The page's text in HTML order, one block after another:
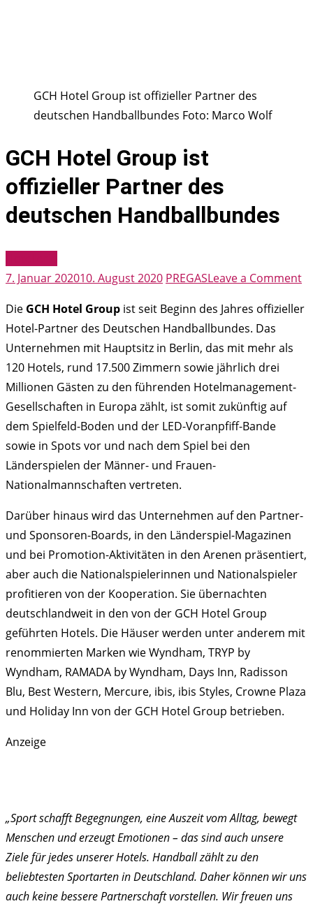
GCH Hotel Group ist offizieller Partner des
deutschen Handballbundes Foto: Marco Wolf
GCH Hotel Group ist
offizieller Partner des
deutschen Handballbundes
7. Januar 202010. August 2020 PREGASLeave a Comment
Die GCH Hotel Group ist seit Beginn des Jahres offizieller
Hotel-Partner des Deutschen Handballbundes. Das
Unternehmen mit Hauptsitz in Berlin, das mit mehr als
120 Hotels, rund 17.500 Zimmern sowie jährlich drei
Millionen Gästen zu den führenden Hotelmanagement-
Gesellschaften in Europa zählt, ist somit zukünftig auf
dem Spielfeld-Boden und der LED-Voranpfiff-Bande
sowie in Spots vor und nach dem Spiel bei den
Länderspielen der Männer- und Frauen-
Nationalmannschaften vertreten.
Darüber hinaus wird das Unternehmen auf den Partner-
und Sponsoren-Boards, in den Länderspiel-Magazinen
und bei Promotion-Aktivitäten in den Arenen präsentiert,
aber auch die Nationalspielerinnen und Nationalspieler
profitieren von der Kooperation. Sie übernachten
deutschlandweit in den von der GCH Hotel Group
geführten Hotels. Die Häuser werden unter anderem mit
renommierten Marken wie Wyndham, TRYP by
Wyndham, RAMADA by Wyndham, Days Inn, Radisson
Blu, Best Western, Mercure, ibis, ibis Styles, Crowne Plaza
und Holiday Inn von der GCH Hotel Group betrieben.
Anzeige
„Sport schafft Begegnungen, eine Auszeit vom Alltag, bewegt
Menschen und erzeugt Emotionen – das sind auch unsere
Ziele für jedes unserer Hotels. Handball zählt zu den
beliebtesten Sportarten in Deutschland. Daher können wir uns
auch keine bessere Partnerschaft vorstellen. Wir freuen uns